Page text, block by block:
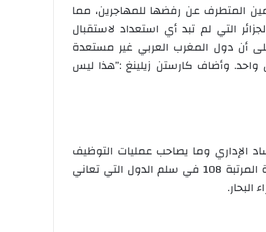
المتطرف عن رفضها للمهاجرين، مما
التي لم تبد أي استعداد لاستقبال
أن دول المغرب العربي غير مستعدة
سوى شخص واحد. وأضاف كارستن زيلينغ :”هذا ليس
الإداري وما يصاحب عمليات التوظيف
والحصول على العمل من ظلم وتعسف إداري “رشوة معريفة” حيث تحتل الجزائر طبقا لتصنيفات دولية المرتبة 108 في سلم الدول التي تعاني